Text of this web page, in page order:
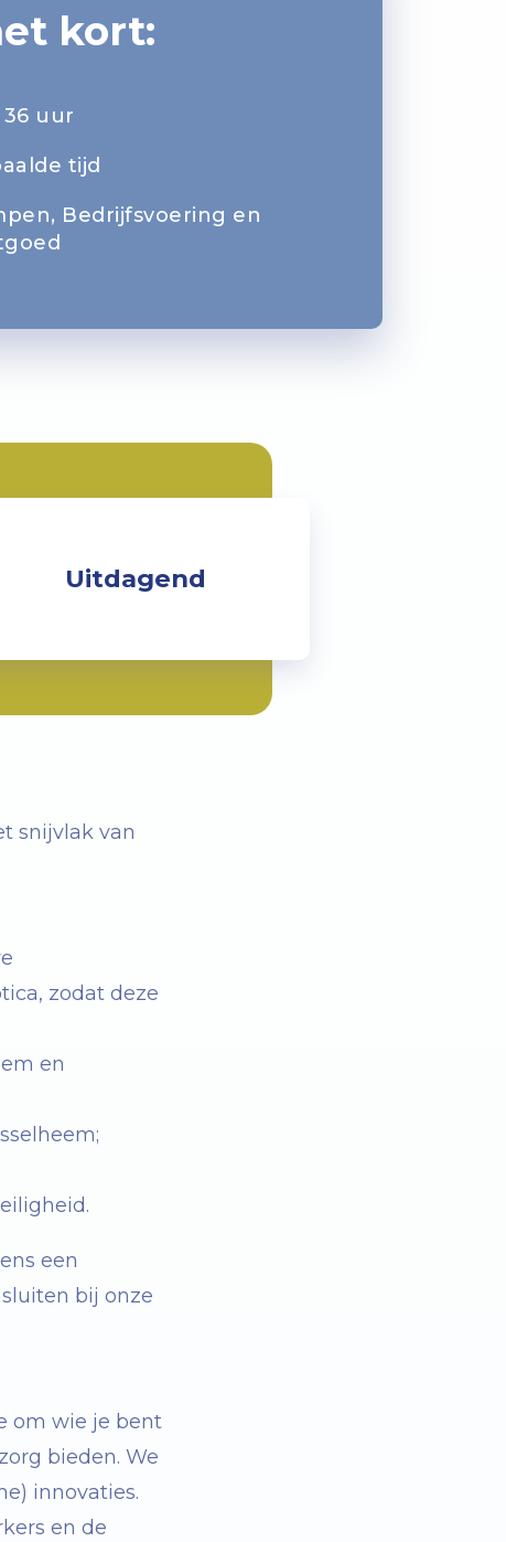
kort:
36 uur
tijd
Bedrijfsvoering en
Uitdagend
snijvlak van
zodat deze
en
een
bij onze
om wie je bent
bieden. We
innovaties.
en de